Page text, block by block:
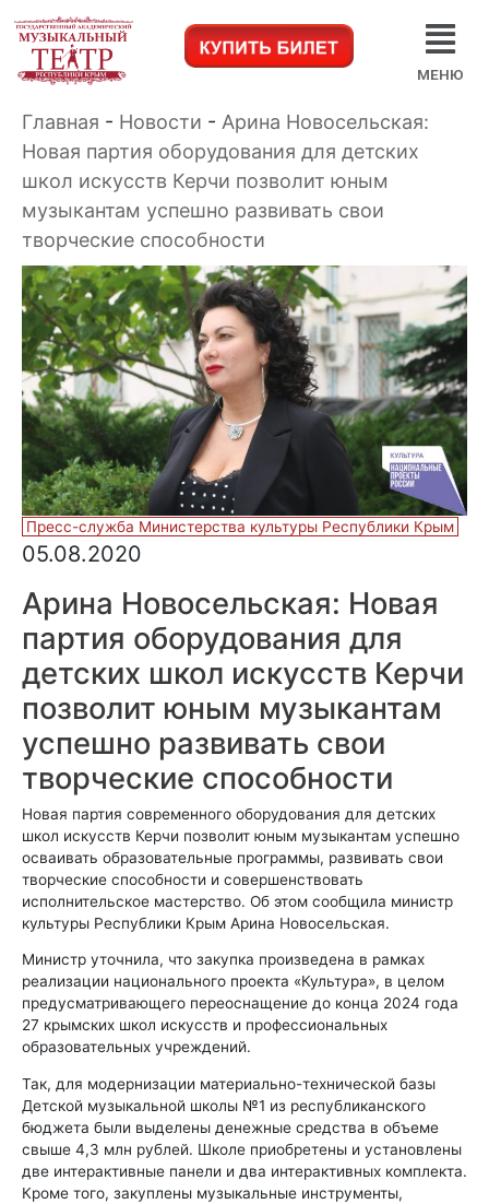
МЕНЮ
Главная - Новости - Арина Новосельская:
Новая партия оборудования для детских
школ искусств Керчи позволит юным
музыкантам успешно развивать свои
творческие способности
Пресс-служба Министерства культуры Республики Крым
05.08.2020
Арина Новосельская: Новая
партия оборудования для
детских школ искусств Керчи
позволит юным музыкантам
успешно развивать свои
творческие способности
Новая партия современного оборудования для детских
школ искусств Керчи позволит юным музыкантам успешно
осваивать образовательные программы, развивать свои
творческие способности и совершенствовать
исполнительское мастерство. Об этом сообщила министр
культуры Республики Крым Арина Новосельская.
Министр уточнила, что закупка произведена в рамках
реализации национального проекта «Культура», в целом
предусматривающего переоснащение до конца 2024 года
27 крымских школ искусств и профессиональных
образовательных учреждений.
Так, для модернизации материально-технической базы
Детской музыкальной школы №1 из республиканского
бюджета были выделены денежные средства в объеме
свыше 4,3 млн рублей. Школе приобретены и установлены
две интерактивные панели и два интерактивных комплекта.
Кроме того, закуплены музыкальные инструменты,